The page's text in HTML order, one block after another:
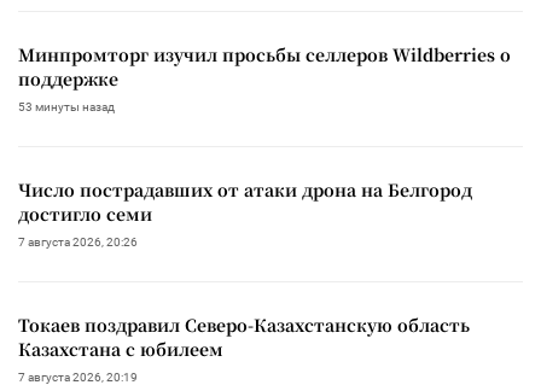
Минпромторг изучил просьбы селлеров Wildberries о
поддержке
53 минуты назад
Число пострадавших от атаки дрона на Белгород
достигло семи
7 августа 2026, 20:26
Токаев поздравил Северо-Казахстанскую область
Казахстана с юбилеем
7 августа 2026, 20:19